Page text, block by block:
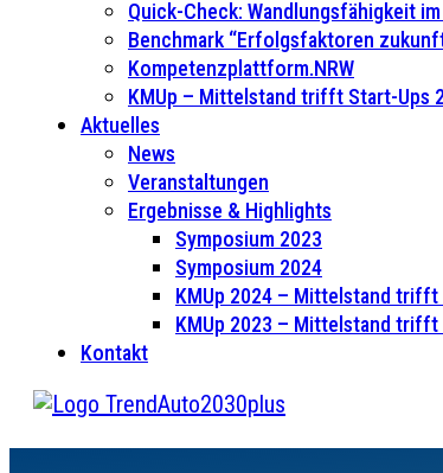
Quick-Check: Wandlungsfähigkeit
Benchmark “Erfolgsfaktoren
Kompetenzplattform.NRW
KMUp – Mittelstand trifft Start-Ups
Aktuelles
News
Veranstaltungen
Ergebnisse & Highlights
Symposium 2023
Symposium 2024
KMUp 2024 – Mittelstand trifft
KMUp 2023 – Mittelstand trifft
Kontakt